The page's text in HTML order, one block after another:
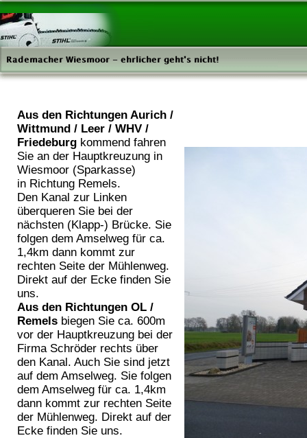
Aus den Richtungen Aurich /
Wittmund / Leer / WHV /
Friedeburg kommend fahren
Sie an der Hauptkreuzung in
Wiesmoor (Sparkasse)
in Richtung Remels.
Den Kanal zur Linken
überqueren Sie bei der
nächsten (Klapp-) Brücke. Sie
folgen dem Amselweg für ca.
1,4km dann kommt zur
rechten Seite der Mühlenweg.
Direkt auf der Ecke finden Sie
uns.
Aus den Richtungen OL /
Remels biegen Sie ca. 600m
vor der Hauptkreuzung bei der
Firma Schröder rechts über
den Kanal. Auch Sie sind jetzt
auf dem Amselweg. Sie folgen
dem Amselweg für ca. 1,4km
dann kommt zur rechten Seite
der Mühlenweg. Direkt auf der
Ecke finden Sie uns.